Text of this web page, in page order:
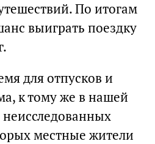
По итогам
выиграть поездку
для отпусков и
к тому же в нашей
неисследованных
местные жители